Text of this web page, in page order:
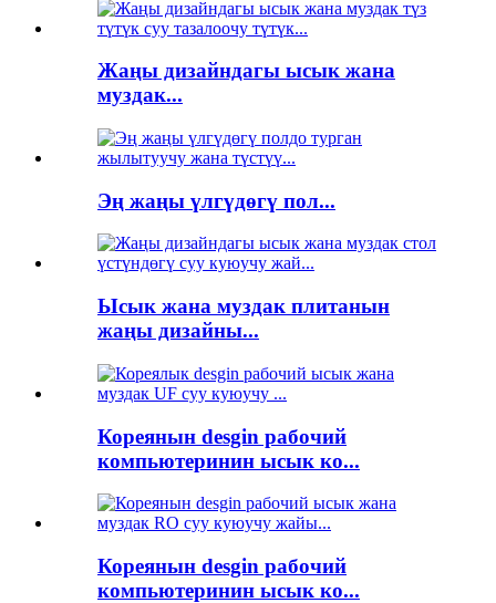
Жаңы дизайндагы ысык жана
муздак...
Эң жаңы үлгүдөгү пол...
Ысык жана муздак плитанын
жаңы дизайны...
Кореянын desgin рабочий
компьютеринин ысык ко...
Кореянын desgin рабочий
компьютеринин ысык ко...